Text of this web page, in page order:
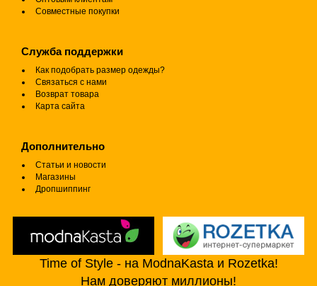
Совместные покупки
Служба поддержки
Как подобрать размер одежды?
Связаться с нами
Возврат товара
Карта сайта
Дополнительно
Статьи и новости
Магазины
Дропшиппинг
Time of Style - на ModnaKasta и Rozetka!
Нам доверяют миллионы!